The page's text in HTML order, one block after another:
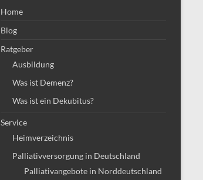
Home
Blog
Ratgeber
Ausbildung
Was ist Demenz?
Was ist ein Dekubitus?
Service
Heimverzeichnis
Palliativversorgung in Deutschland
Palliativangebote in Norddeutschland